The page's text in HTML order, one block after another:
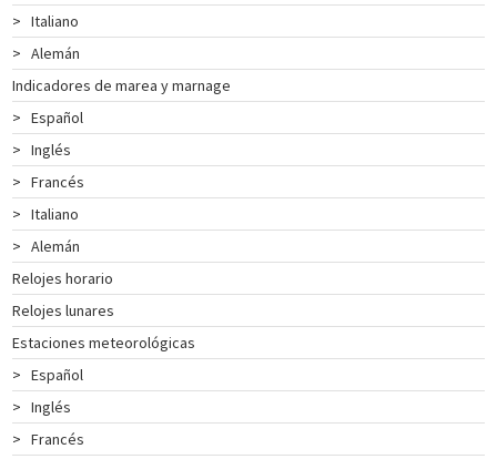
TEXTIL
NAUTICO
CATÁLOGO
NOSOTROS
PROMOCIONES
NOVEDADES
ACTUALIDAD
CONTACTO
CLIENTES
COLECCIÓN
COLECCIÓN
>Italiano
>Alemán
Indicadores de marea y marnage
>Español
>Inglés
>Francés
>Italiano
>Alemán
Relojes horario
Relojes lunares
Estaciones meteorológicas
>Español
>Inglés
>Francés